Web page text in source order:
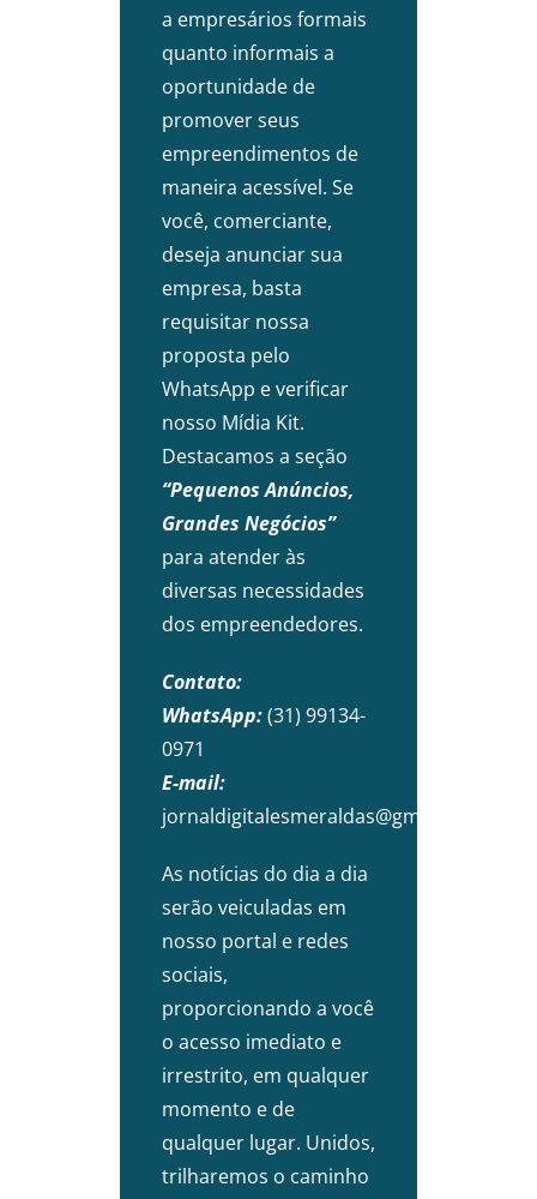
a empresários formais
quanto informais a
oportunidade de
promover seus
empreendimentos de
maneira acessível. Se
você, comerciante,
deseja anunciar sua
empresa, basta
requisitar nossa
proposta pelo
WhatsApp e verificar
nosso Mídia Kit.
Destacamos a seção
“Pequenos Anúncios,
Grandes Negócios”
para atender às
diversas necessidades
dos empreendedores.
Contato:
WhatsApp:(31) 99134-
0971
E-mail:
jornaldigitalesmeraldas@gmail.com
As notícias do dia a dia
serão veiculadas em
nosso portal e redes
sociais,
proporcionando a você
o acesso imediato e
irrestrito, em qualquer
momento e de
qualquer lugar. Unidos,
trilharemos o caminho